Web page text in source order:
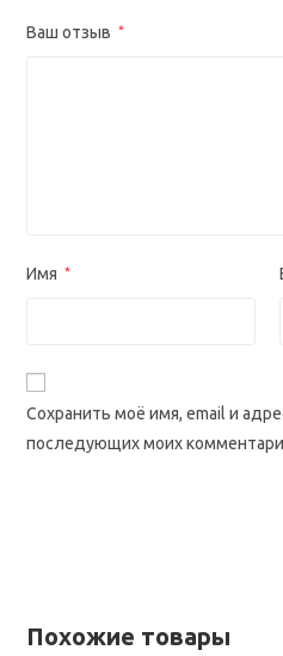
Ваш отзыв *
Имя *
Сохранить моё имя, email и
последующих моих
Похожие товары